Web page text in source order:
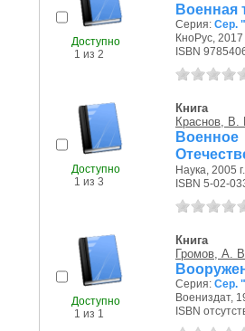
Доступно
1 из 2
Военная
Серия: Сер.
КноРус, 2017
ISBN
Доступно
1 из 3
Книга
Краснов, В.
Наука, 2005 г.
ISBN 5-02-
Доступно
1 из 1
Книга
Громов, А.
Серия: Сер.
Воениздат,
ISBN